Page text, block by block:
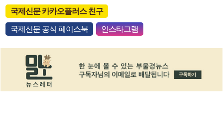
국제신문 카카오플러스 친구
국제신문 공식 페이스북 인스타그램